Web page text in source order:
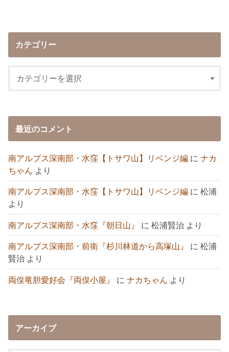
カテゴリー
最近のコメント
南アルプス深南部・水窪【トサワ山】リベンジ編 にナカ
ちゃん より
南アルプス深南部・水窪【トサワ山】リベンジ編 に松浦
より
南アルプス深南部・水窪『朝日山』 に松浦賢治 より
南アルプス深南部・前衛『杉川林道から高塚山』 に松浦
賢治 より
両俣竜胆愛好会『両俣小屋』 にナカちゃん より
アーカイブ